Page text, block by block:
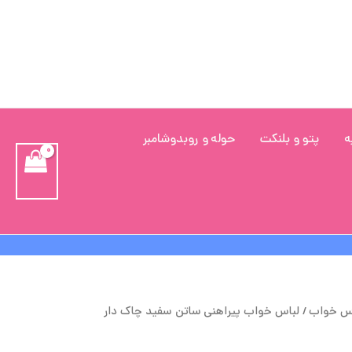
پتو و بلنکت حوله و روبدوشامبر
خواب/ لباس خواب پیراهنی ساتن سفید چاک دار
قیمت